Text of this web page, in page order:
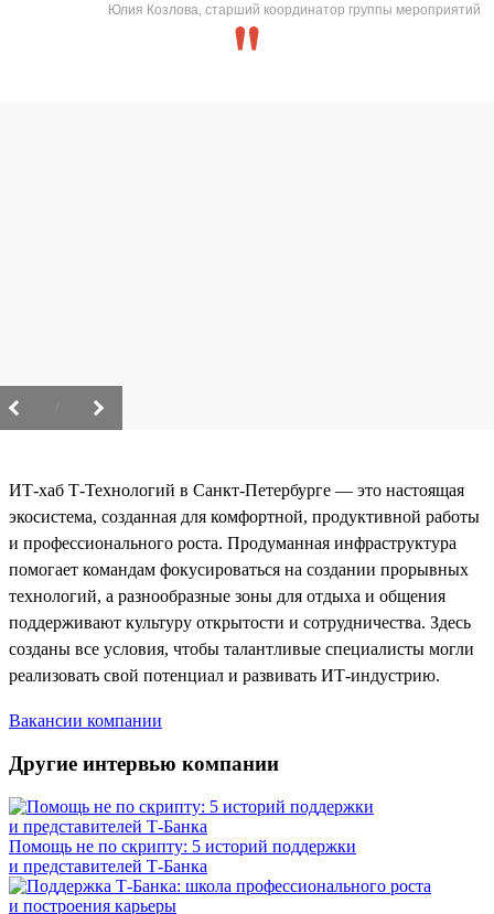
Юлия Козлова, старший координатор группы мероприятий
ИТ-хаб Т-Технологий в Санкт-Петербурге — это настоящая
экосистема, созданная для комфортной, продуктивной работы
и профессионального роста. Продуманная инфраструктура
помогает командам фокусироваться на создании прорывных
технологий, а разнообразные зоны для отдыха и общения
поддерживают культуру открытости и сотрудничества. Здесь
созданы все условия, чтобы талантливые специалисты могли
реализовать свой потенциал и развивать ИТ-индустрию.
Вакансии компании
Другие интервью компании
Помощь не по скрипту: 5 историй поддержки
и представителей Т-Банка